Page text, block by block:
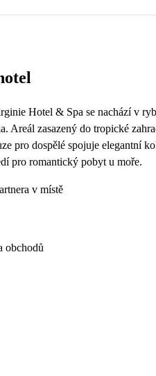
53 579
Hotel & Spa se nachází v
Areál zasazený do tropické
pro dospělé spojuje elegantní
pro romantický pobyt u moře.
v místě
obchodů